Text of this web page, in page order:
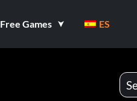
Free Games ES